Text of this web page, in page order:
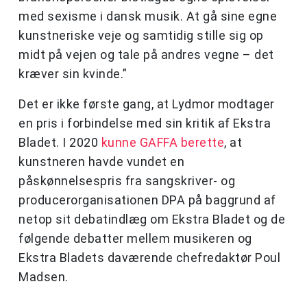
med sexisme i dansk musik. At gå sine egne
kunstneriske veje og samtidig stille sig op
midt på vejen og tale på andres vegne – det
kræver sin kvinde.”
Det er ikke første gang, at Lydmor modtager
en pris i forbindelse med sin kritik af Ekstra
Bladet. I 2020 kunne GAFFA berette, at
kunstneren havde vundet en
påskønnelsespris fra sangskriver- og
producerorganisationen DPA på baggrund af
netop sit debatindlæg om Ekstra Bladet og de
følgende debatter mellem musikeren og
Ekstra Bladets daværende chefredaktør Poul
Madsen.